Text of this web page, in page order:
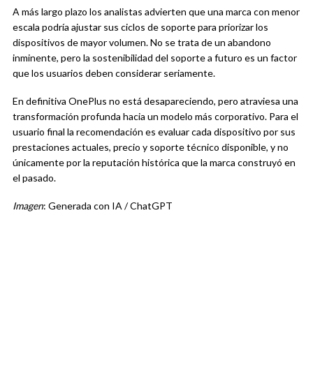
A más largo plazo los analistas advierten que una marca con menor
escala podría ajustar sus ciclos de soporte para priorizar los
dispositivos de mayor volumen. No se trata de un abandono
inminente, pero la sostenibilidad del soporte a futuro es un factor
que los usuarios deben considerar seriamente.
En definitiva OnePlus no está desapareciendo, pero atraviesa una
transformación profunda hacia un modelo más corporativo. Para el
usuario final la recomendación es evaluar cada dispositivo por sus
prestaciones actuales, precio y soporte técnico disponible, y no
únicamente por la reputación histórica que la marca construyó en
el pasado.
Imagen: Generada con IA / ChatGPT